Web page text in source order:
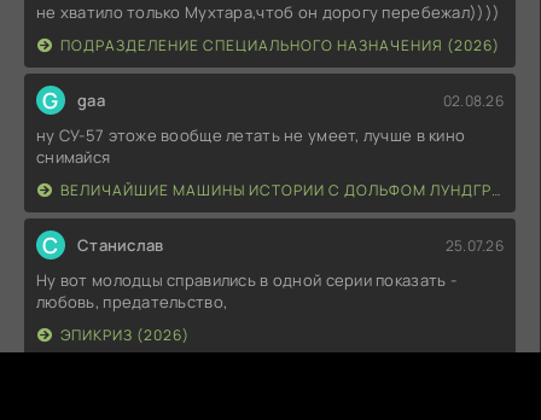
не хватило только Мухтара,чтоб он дорогу перебежал))))
ПОДРАЗДЕЛЕНИЕ СПЕЦИАЛЬНОГО НАЗНАЧЕНИЯ (2026)
G gaa 02.08.26
ну СУ-57 этоже вообще летать не умеет, лучше в кино
снимайся
ВЕЛИЧАЙШИЕ МАШИНЫ ИСТОРИИ С ДОЛЬФОМ ЛУНДГРЕНОМ (2026)
С Станислав 25.07.26
Ну вот молодцы справились в одной серии показать -
любовь, предательство,
ЭПИКРИЗ (2026)